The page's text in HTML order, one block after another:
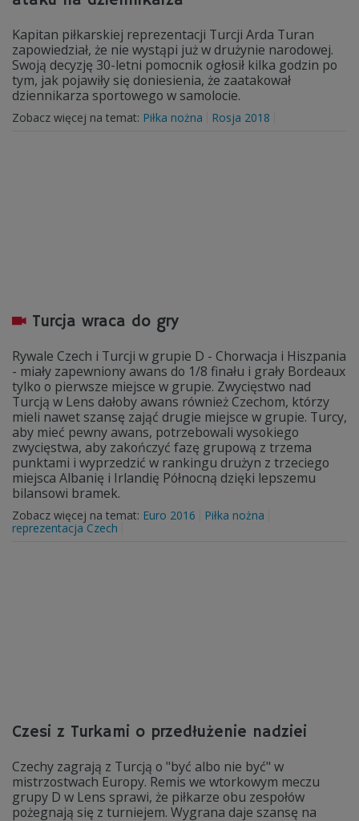
Kapitan piłkarskiej reprezentacji Turcji Arda Turan
zapowiedział, że nie wystąpi już w drużynie narodowej.
Swoją decyzję 30-letni pomocnik ogłosił kilka godzin po
tym, jak pojawiły się doniesienia, że zaatakował
dziennikarza sportowego w samolocie.
Zobacz więcej na temat: Piłka nożna Rosja 2018
Turcja wraca do gry
Rywale Czech i Turcji w grupie D - Chorwacja i Hiszpania
- miały zapewniony awans do 1/8 finału i grały Bordeaux
tylko o pierwsze miejsce w grupie. Zwycięstwo nad
Turcją w Lens dałoby awans również Czechom, którzy
mieli nawet szansę zająć drugie miejsce w grupie. Turcy,
aby mieć pewny awans, potrzebowali wysokiego
zwycięstwa, aby zakończyć fazę grupową z trzema
punktami i wyprzedzić w rankingu drużyn z trzeciego
miejsca Albanię i Irlandię Północną dzięki lepszemu
bilansowi bramek.
Zobacz więcej na temat: Euro 2016
Piłka nożna
reprezentacja Czech
Czesi z Turkami o przedłużenie nadziei
Czechy zagrają z Turcją o "być albo nie być" w
mistrzostwach Europy. Remis we wtorkowym meczu
grupy D w Lens sprawi, że piłkarze obu zespołów
pożegnają się z turniejem. Wygrana daje szansę na